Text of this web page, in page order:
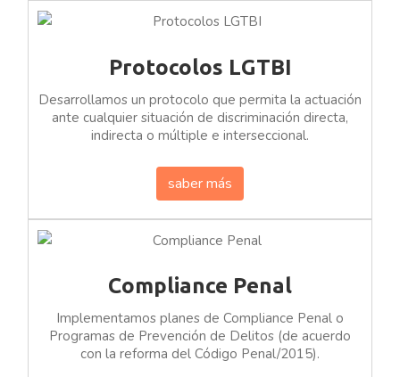
Protocolos LGTBI
Desarrollamos un protocolo que permita la actuación
ante cualquier situación de discriminación directa,
indirecta o múltiple e interseccional.
saber más
Compliance Penal
Implementamos planes de Compliance Penal o
Programas de Prevención de Delitos (de acuerdo
con la reforma del Código Penal/2015).